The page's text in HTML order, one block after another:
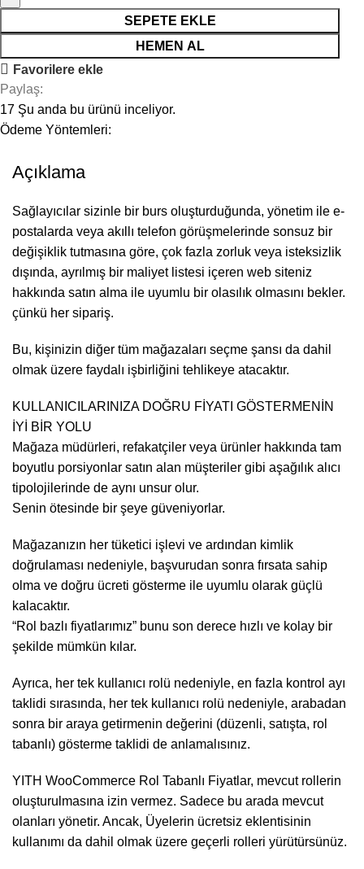
SEPETE EKLE
HEMEN AL
Favorilere ekle
Paylaş:
17 Şu anda bu ürünü inceliyor.
Ödeme Yöntemleri:
Açıklama
Sağlayıcılar sizinle bir burs oluşturduğunda, yönetim ile e-
postalarda veya akıllı telefon görüşmelerinde sonsuz bir
değişiklik tutmasına göre, çok fazla zorluk veya isteksizlik
dışında, ayrılmış bir maliyet listesi içeren web siteniz
hakkında satın alma ile uyumlu bir olasılık olmasını bekler.
çünkü her sipariş.
Bu, kişinizin diğer tüm mağazaları seçme şansı da dahil
olmak üzere faydalı işbirliğini tehlikeye atacaktır.
KULLANICILARINIZA DOĞRU FİYATI GÖSTERMENİN
İYİ BİR YOLU
Mağaza müdürleri, refakatçiler veya ürünler hakkında tam
boyutlu porsiyonlar satın alan müşteriler gibi aşağılık alıcı
tipolojilerinde de aynı unsur olur.
Senin ötesinde bir şeye güveniyorlar.
Mağazanızın her tüketici işlevi ve ardından kimlik
doğrulaması nedeniyle, başvurudan sonra fırsata sahip
olma ve doğru ücreti gösterme ile uyumlu olarak güçlü
kalacaktır.
“Rol bazlı fiyatlarımız” bunu son derece hızlı ve kolay bir
şekilde mümkün kılar.
Ayrıca, her tek kullanıcı rolü nedeniyle, en fazla kontrol ayı
taklidi sırasında, her tek kullanıcı rolü nedeniyle, arabadan
sonra bir araya getirmenin değerini (düzenli, satışta, rol
tabanlı) gösterme taklidi de anlamalısınız.
YITH WooCommerce Rol Tabanlı Fiyatlar, mevcut rollerin
oluşturulmasına izin vermez. Sadece bu arada mevcut
olanları yönetir. Ancak, Üyelerin ücretsiz eklentisinin
kullanımı da dahil olmak üzere geçerli rolleri yürütürsünüz.